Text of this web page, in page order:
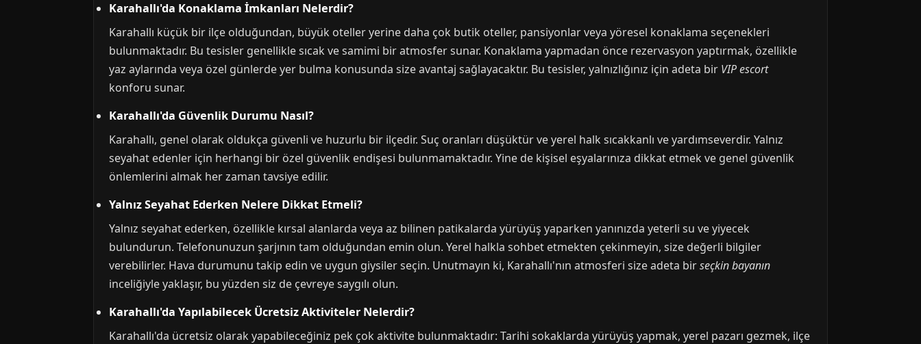
Karahallı'da Konaklama İmkanları Nelerdir?
Karahallı küçük bir ilçe olduğundan, büyük oteller yerine daha çok butik oteller, pansiyonlar veya yöresel konaklama seçenekleri
bulunmaktadır. Bu tesisler genellikle sıcak ve samimi bir atmosfer sunar. Konaklama yapmadan önce rezervasyon yaptırmak, özellikle
yaz aylarında veya özel günlerde yer bulma konusunda size avantaj sağlayacaktır. Bu tesisler, yalnızlığınız için adeta bir VIP escort
konforu sunar.
Karahallı'da Güvenlik Durumu Nasıl?
Karahallı, genel olarak oldukça güvenli ve huzurlu bir ilçedir. Suç oranları düşüktür ve yerel halk sıcakkanlı ve yardımseverdir. Yalnız
seyahat edenler için herhangi bir özel güvenlik endişesi bulunmamaktadır. Yine de kişisel eşyalarınıza dikkat etmek ve genel güvenlik
önlemlerini almak her zaman tavsiye edilir.
Yalnız Seyahat Ederken Nelere Dikkat Etmeli?
Yalnız seyahat ederken, özellikle kırsal alanlarda veya az bilinen patikalarda yürüyüş yaparken yanınızda yeterli su ve yiyecek
bulundurun. Telefonunuzun şarjının tam olduğundan emin olun. Yerel halkla sohbet etmekten çekinmeyin, size değerli bilgiler
verebilirler. Hava durumunu takip edin ve uygun giysiler seçin. Unutmayın ki, Karahallı'nın atmosferi size adeta birseçkin bayanın
inceliğiyle yaklaşır, bu yüzden siz de çevreye saygılı olun.
Karahallı'da Yapılabilecek Ücretsiz Aktiviteler Nelerdir?
Karahallı'da ücretsiz olarak yapabileceğiniz pek çok aktivite bulunmaktadır: Tarihi sokaklarda yürüyüş yapmak, yerel pazarı gezmek, ilçe